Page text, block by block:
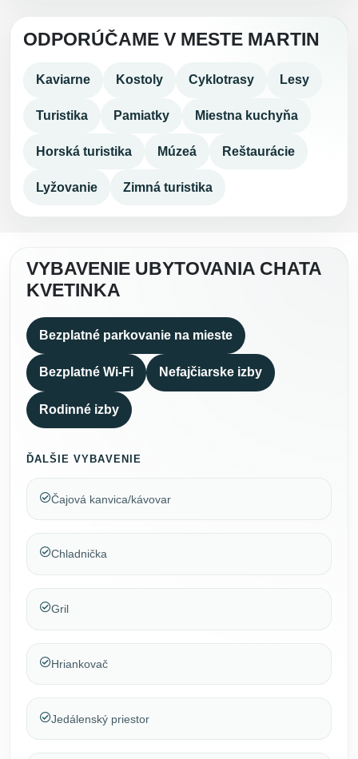
ODPORÚČAME V MESTE MARTIN
Kaviarne Kostoly Cyklotrasy Lesy
Turistika Pamiatky Miestna kuchyňa
Horská turistika Múzeá Reštaurácie
Lyžovanie Zimná turistika
VYBAVENIE UBYTOVANIA CHATA
KVETINKA
Bezplatné parkovanie na mieste
Bezplatné Wi-Fi Nefajčiarske izby
Rodinné izby
ĎALŠIE VYBAVENIE
Čajová kanvica/kávovar
Chladnička
Gril
Hriankovač
Jedálenský priestor